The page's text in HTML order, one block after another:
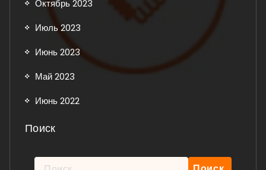
Октябрь 2023
Июль 2023
Июнь 2023
Май 2023
Июнь 2022
Поиск
Найти: